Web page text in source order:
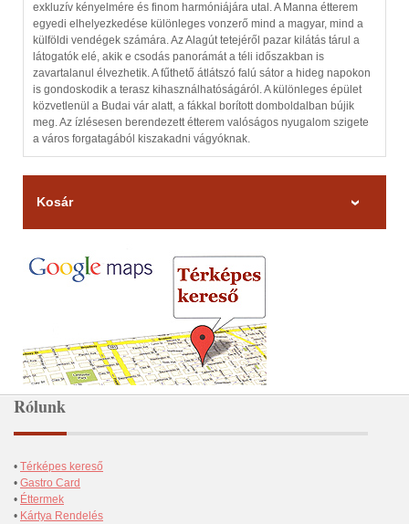
exkluzív kényelmére és finom harmóniájára utal. A Manna étterem
egyedi elhelyezkedése különleges vonzerő mind a magyar, mind a
külföldi vendégek számára. Az Alagút tetejéről pazar kilátás tárul a
látogatók elé, akik e csodás panorámát a téli időszakban is
zavartalanul élvezhetik. A fűthető átlátszó falú sátor a hideg napokon
is gondoskodik a terasz kihasználhatóságáról. A különleges épület
közvetlenül a Budai vár alatt, a fákkal borított domboldalban bújik
meg. Az ízlésesen berendezett étterem valóságos nyugalom szigete
a város forgatagából kiszakadni vágyóknak.
Kosár
Rólunk
• Térképes kereső
• Gastro Card
• Éttermek
• Kártya Rendelés